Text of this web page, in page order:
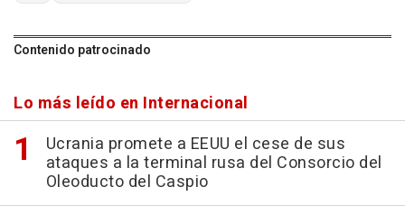
Contenido patrocinado
Lo más leído en Internacional
Ucrania promete a EEUU el cese de sus
ataques a la terminal rusa del Consorcio del
Oleoducto del Caspio